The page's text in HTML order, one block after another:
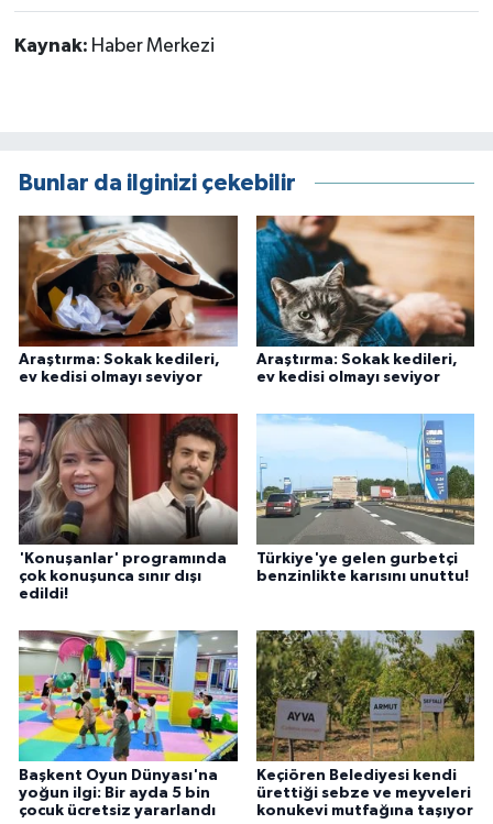
Kaynak: Haber Merkezi
Bunlar da ilginizi çekebilir
Araştırma: Sokak kedileri,
ev kedisi olmayı seviyor
Araştırma: Sokak kedileri,
ev kedisi olmayı seviyor
'Konuşanlar' programında
çok konuşunca sınır dışı
edildi!
Türkiye'ye gelen gurbetçi
benzinlikte karısını unuttu!
Başkent Oyun Dünyası'na
yoğun ilgi: Bir ayda 5 bin
çocuk ücretsiz yararlandı
Keçiören Belediyesi kendi
ürettiği sebze ve meyveleri
konukevi mutfağına taşıyor